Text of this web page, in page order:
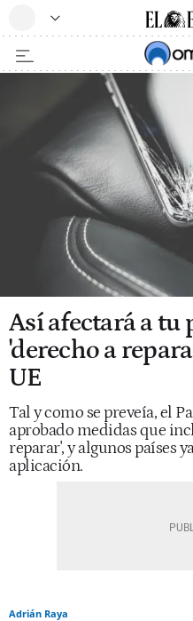
Así afectará a
'derecho a
UE
Tal y como se preveía, el
aprobado medidas que
reparar', y algunos países
aplicación.
Adrián Raya